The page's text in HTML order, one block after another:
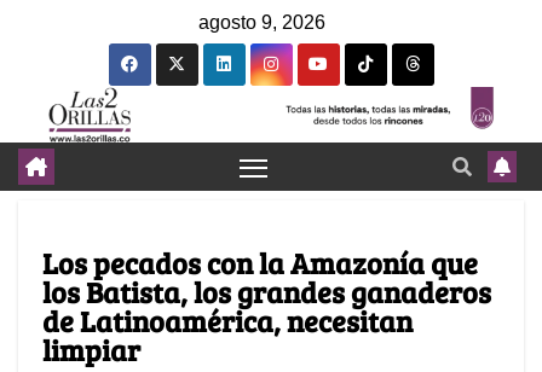
agosto 9, 2026
Los pecados con la Amazonía que
los Batista, los grandes ganaderos
de Latinoamérica, necesitan
limpiar